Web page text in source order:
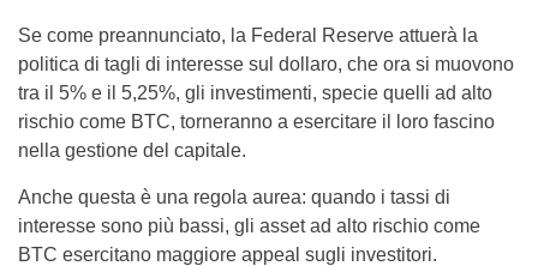
Se come preannunciato, la Federal Reserve attuerà la
politica di tagli di interesse sul dollaro, che ora si muovono
tra il 5% e il 5,25%, gli investimenti, specie quelli ad alto
rischio come BTC, torneranno a esercitare il loro fascino
nella gestione del capitale.
Anche questa è una regola aurea: quando i tassi di
interesse sono più bassi, gli asset ad alto rischio come
BTC esercitano maggiore appeal sugli investitori.